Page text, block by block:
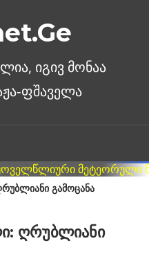
ᲒᲐᲛᲝᲪᲐᲜᲐ
ღრუბლიანი